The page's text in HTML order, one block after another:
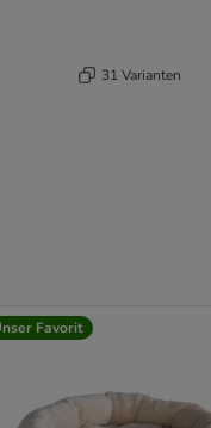
31 Varianten
Favorit